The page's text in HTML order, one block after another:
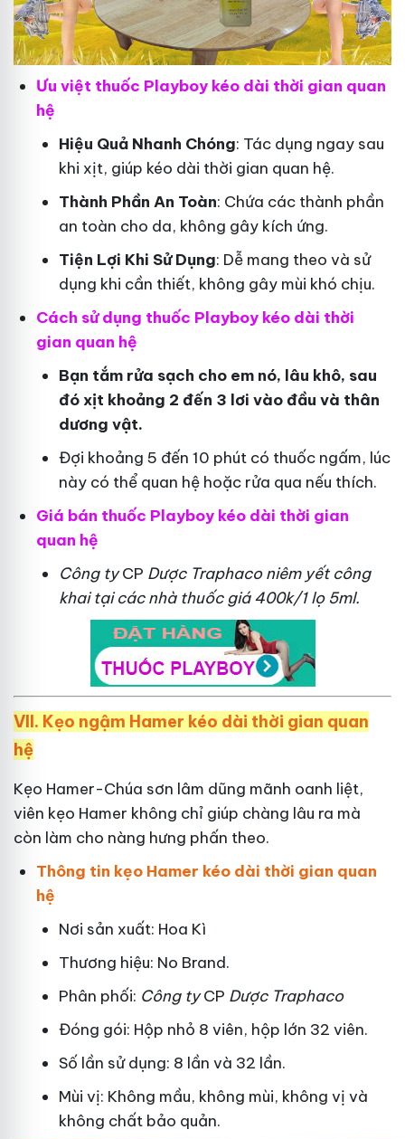
Ưu việt thuốc Playboy kéo dài thời gian quan
hệ
Hiệu Quả Nhanh Chóng: Tác dụng ngay sau
khi xịt, giúp kéo dài thời gian quan hệ.
Thành Phần An Toàn: Chứa các thành phần
an toàn cho da, không gây kích ứng.
Tiện Lợi Khi Sử Dụng: Dễ mang theo và sử
dụng khi cần thiết, không gây mùi khó chịu.
Cách sử dụng thuốc Playboy kéo dài thời
gian quan hệ
Bạn tắm rửa sạch cho em nó, lâu khô, sau
đó xịt khoảng 2 đến 3 lơi vào đầu và thân
dương vật.
Đợi khoảng 5 đến 10 phút có thuốc ngấm, lúc
này có thể quan hệ hoặc rửa qua nếu thích.
Giá bán thuốc Playboy kéo dài thời gian
quan hệ
Công tyCP Dược Traphaconiêm yết công
khai tại các nhà thuốc giá 400k/1 lọ 5ml.
VII. Kẹo ngậm Hamer kéo dài thời gian quan
hệ
Kẹo Hamer-Chúa sơn lâm dũng mãnh oanh liệt,
viên kẹo Hamer không chỉ giúp chàng lâu ra mà
còn làm cho nàng hưng phấn theo.
Thông tin kẹo Hamer kéo dài thời gian quan
hệ
Nơi sản xuất: Hoa Kì
Thương hiệu: No Brand.
Phân phối: Công tyCP Dược Traphaco
Đóng gói: Hộp nhỏ 8 viên, hộp lớn 32 viên.
Số lần sử dụng: 8 lần và 32 lần.
Mùi vị: Không mầu, không mùi, không vị và
không chất bảo quản.